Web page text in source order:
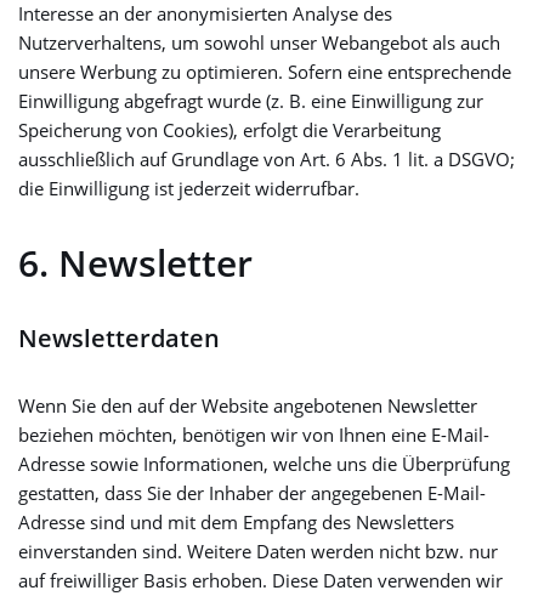
Interesse an der anonymisierten Analyse des
Nutzerverhaltens, um sowohl unser Webangebot als auch
unsere Werbung zu optimieren. Sofern eine entsprechende
Einwilligung abgefragt wurde (z. B. eine Einwilligung zur
Speicherung von Cookies), erfolgt die Verarbeitung
ausschließlich auf Grundlage von Art. 6 Abs. 1 lit. a DSGVO;
die Einwilligung ist jederzeit widerrufbar.
6. Newsletter
Newsletter­daten
Wenn Sie den auf der Website angebotenen Newsletter
beziehen möchten, benötigen wir von Ihnen eine E-Mail-
Adresse sowie Informationen, welche uns die Überprüfung
gestatten, dass Sie der Inhaber der angegebenen E-Mail-
Adresse sind und mit dem Empfang des Newsletters
einverstanden sind. Weitere Daten werden nicht bzw. nur
auf freiwilliger Basis erhoben. Diese Daten verwenden wir